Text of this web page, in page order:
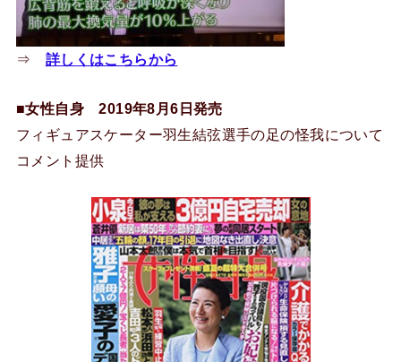
⇒ 詳しくはこちらから
■女性自身 2019年8月6日発売
フィギュアスケーター羽生結弦選手の足の怪我について
コメント提供